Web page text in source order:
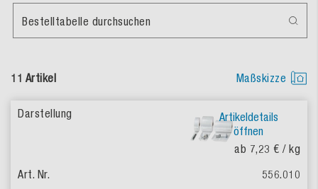
11 Artikel Maßskizze
Bestelltabelle durchsuchen
Artikeldetails
öffnen
ab 7,23 € / kg
556.010